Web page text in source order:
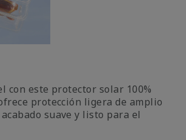
con este protector solar 100%
protección ligera de amplio
suave y listo para el